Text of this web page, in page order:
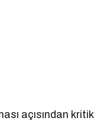
açısından kritik